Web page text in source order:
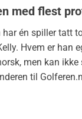
med flest
én spiller tatt
Hvem er han
men kan ikke
til